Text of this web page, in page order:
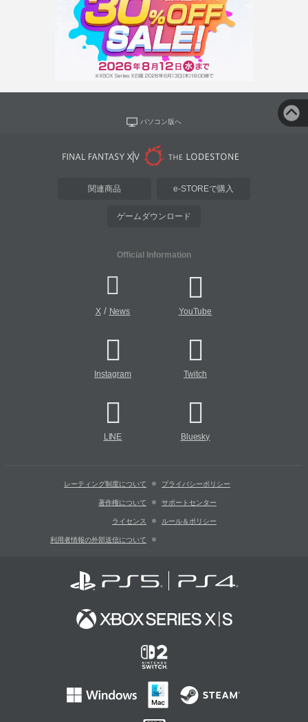
パソコン版へ
関連商品 e-STOREで購入
ゲームダウンロード
Official Information
X/ News YouTube
Instagram Twitch
LINE Bluesky
レーティング制度について プライバシーポリシー
著作権について サポートセンター
ライセンス ルール＆ポリシー
利用者情報の外部送信について